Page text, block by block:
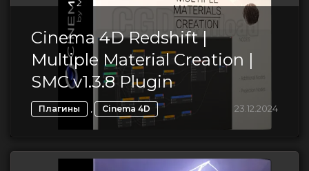
Cinema 4D Redshift |
Multiple Material Creation |
SMC v1.3.8 Plugin
Плагины , Cinema 4D 23.12.2024